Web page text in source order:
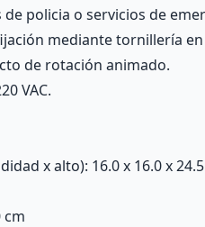
policia o servicios de
mediante tornillería en
de rotación animado.
VAC.
x alto): 16.0 x 16.0 x
cm